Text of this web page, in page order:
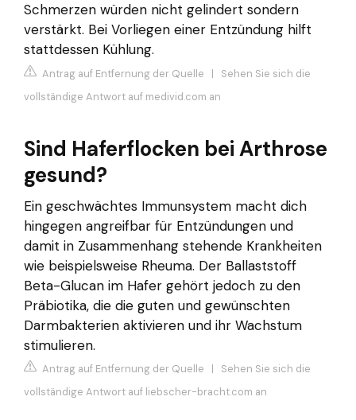
Schmerzen würden nicht gelindert sondern
verstärkt. Bei Vorliegen einer Entzündung hilft
stattdessen Kühlung.
Antrag auf Entfernung der Quelle | Sehen Sie sich die
vollständige Antwort auf medivid.com an
Sind Haferflocken bei Arthrose
gesund?
Ein geschwächtes Immunsystem macht dich
hingegen angreifbar für Entzündungen und
damit in Zusammenhang stehende Krankheiten
wie beispielsweise Rheuma. Der Ballaststoff
Beta-Glucan im Hafer gehört jedoch zu den
Präbiotika, die die guten und gewünschten
Darmbakterien aktivieren und ihr Wachstum
stimulieren.
Antrag auf Entfernung der Quelle | Sehen Sie sich die
vollständige Antwort auf liebscher-bracht.com an